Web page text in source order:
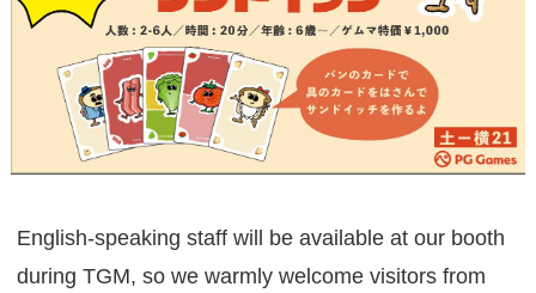
English-speaking staff will be available at our booth
during TGM, so we warmly welcome visitors from